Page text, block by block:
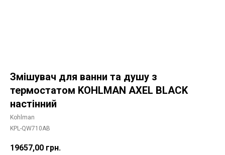
Змішувач для ванни та душу з
термостатом KOHLMAN AXEL BLACK
настінний
Kohlman
KPL-QW710AB
19657,00 грн.